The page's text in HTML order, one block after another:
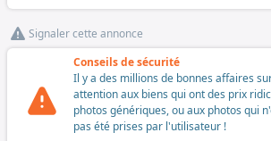
Signaler cette annonce
Conseils de sécurité
Il y a des millions de bonnes affaires
attention aux biens qui ont des prix
photos génériques, ou aux photos qui
pas été prises par l'utilisateur !